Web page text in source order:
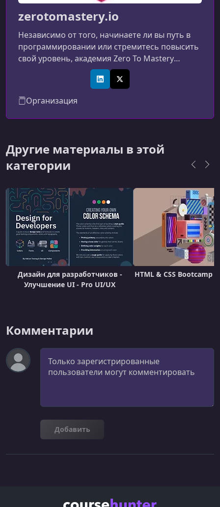
zerotomastery.io
Независимо от того, начинаете ли вы путь в
программировании или стремитесь повысить
свой уровень, академия Zero To Mastery
помогает освоить ключевые технологические
навыки. На платформе вы можете изучить
инструменты, необходимые для карьерного
роста, успешного трудоустройства и
LinkedInX (Twitter)
Организация
Другие материалы в этой
категории
Дизайн для разработчиков -
Улучшение UI - Pro UI/UX
HTML & CSS Bootcamp
Комментарии
Комментарий
Добавить